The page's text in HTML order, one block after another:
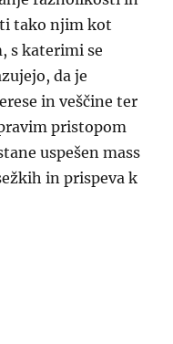
tako njim kot
s katerimi se
da je
in veščine ter
pristopom
uspešen mass
in prispeva k